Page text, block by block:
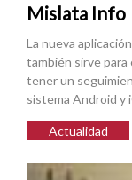
Mislata Info
La nueva
también sirve
tener un
sistema Android y
Actualidad